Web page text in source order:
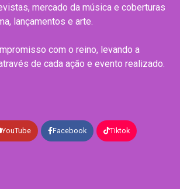
mercado da música e coberturas
lançamentos e arte.
com o reino, levando a
de cada ação e evento realizado.
YouTube Facebook Tiktok